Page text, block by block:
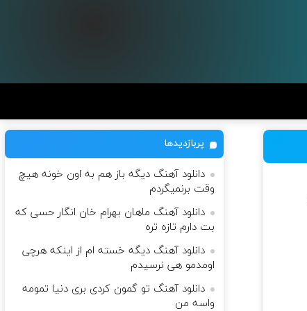
پربازدیدها
دانلود آهنگ دیگه باز هم به اون خونه هیچ
وقت برنمیگردم
دانلود آهنگ ماهان بهرام خان انگار حسی که
بت دارم تازه تره
دانلود آهنگ دیگه خسته ام از اینکه هرچی
اومدمو هی نرسیدم
دانلود آهنگ تو گمون کردی بری دنیا تمومه
واسه من